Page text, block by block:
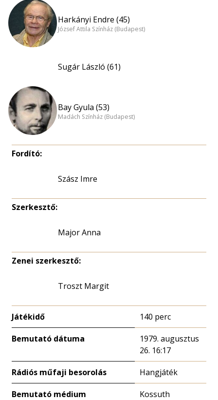
Harkányi Endre (45)
József Attila Színház (Budapest)
Sugár László (61)
Bay Gyula (53)
Madách Színház (Budapest)
Fordító:
Szász Imre
Szerkesztő:
Major Anna
Zenei szerkesztő:
Troszt Margit
Játékidő 140 perc
Bemutató dátuma
1979. augusztus
26. 16:17
Rádiós műfaji besorolás Hangjáték
Bemutató médium Kossuth